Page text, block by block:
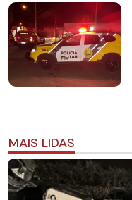
MAIS LIDAS